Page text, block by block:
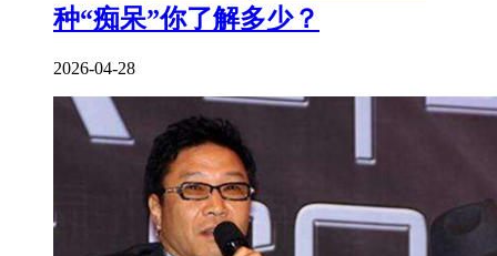
种“痴呆”你了解多少？
2026-04-28